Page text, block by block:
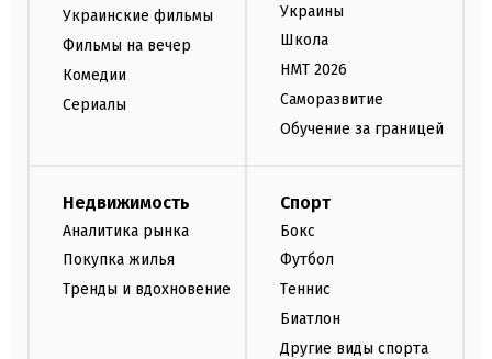
Украинские фильмы
Фильмы на вечер
Комедии
Сериалы
Украины
Школа
НМТ 2026
Саморазвитие
Обучение за границей
Недвижимость
Аналитика рынка
Покупка жилья
Тренды и вдохновение
Спорт
Бокс
Футбол
Теннис
Биатлон
Другие виды спорта